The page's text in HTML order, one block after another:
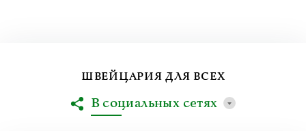
ШВЕЙЦАРИЯ ДЛЯ ВСЕХ
В социальных сетях